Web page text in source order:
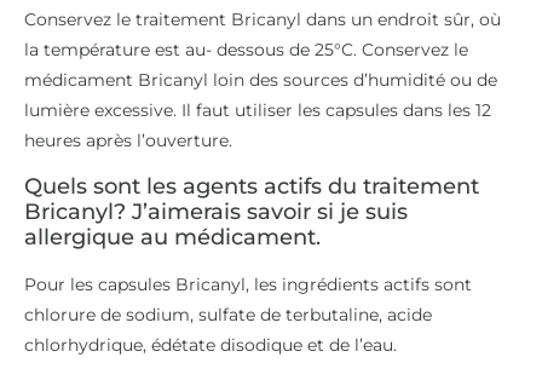
Conservez le traitement Bricanyl dans un endroit sûr, où
la température est au- dessous de 25°C. Conservez le
médicament Bricanyl loin des sources d’humidité ou de
lumière excessive. Il faut utiliser les capsules dans les 12
heures après l’ouverture.
Quels sont les agents actifs du traitement
Bricanyl? J’aimerais savoir si je suis
allergique au médicament.
Pour les capsules Bricanyl, les ingrédients actifs sont
chlorure de sodium, sulfate de terbutaline, acide
chlorhydrique, édétate disodique et de l’eau.